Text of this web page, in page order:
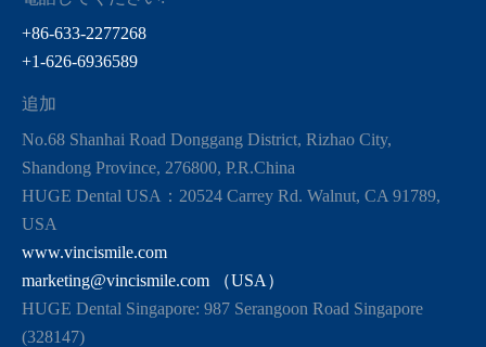
+86-633-2277268
+1-626-6936589
追加
No.68 Shanhai Road Donggang District, Rizhao City,
Shandong Province, 276800, P.R.China
HUGE Dental USA：20524 Carrey Rd. Walnut, CA 91789,
USA
www.vincismile.com
marketing@vincismile.com （USA）
HUGE Dental Singapore: 987 Serangoon Road Singapore
(328147)